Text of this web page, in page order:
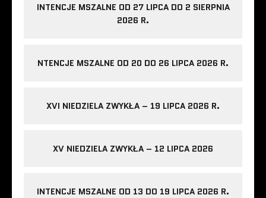
INTENCJE MSZALNE OD 27 LIPCA DO 2 SIERPNIA
2026 R.
NTENCJE MSZALNE OD 20 DO 26 LIPCA 2026 R.
XVI NIEDZIELA ZWYKŁA – 19 LIPCA 2026 R.
XV NIEDZIELA ZWYKŁA – 12 LIPCA 2026
INTENCJE MSZALNE OD 13 DO 19 LIPCA 2026 R.